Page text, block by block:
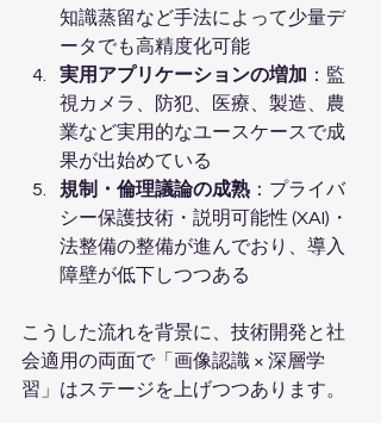
知識蒸留など手法によって少量デ
ータでも高精度化可能
実用アプリケーションの増加 ：監
視カメラ、防犯、医療、製造、農
業など実用的なユースケースで成
果が出始めている
規制・倫理議論の成熟 ：プライバ
シー保護技術・説明可能性 (XAI)・
法整備の整備が進んでおり、導入
障壁が低下しつつある
こうした流れを背景に、技術開発と社
会適用の両面で「画像認識 × 深層学
習」はステージを上げつつあります。